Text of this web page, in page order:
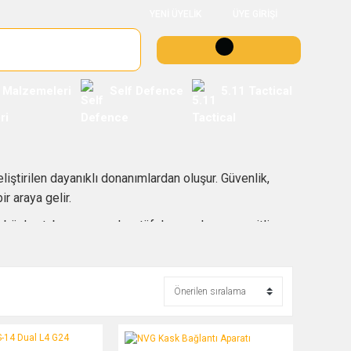
dayanıklı donanımlardan oluşur. Güvenlik,
araya gelir.
tabanca parçaları, tüfek parçaları ve çeşitli
kolayca karşılaştırabilirsiniz.
Dual L4 G24 Adaptörü NVG Kask Bağlantı Aparatı